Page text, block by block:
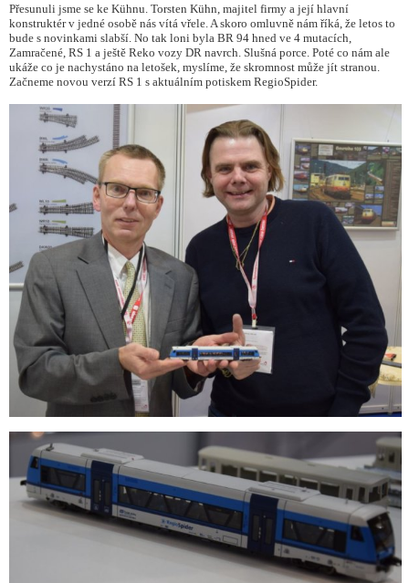
Přesunuli jsme se ke Kühnu. Torsten Kühn, majitel firmy a její hlavní
konstruktér v jedné osobě nás vítá vřele. A skoro omluvně nám říká, že letos to
bude s novinkami slabší. No tak loni byla BR 94 hned ve 4 mutacích,
Zamračené, RS 1 a ještě Reko vozy DR navrch. Slušná porce. Poté co nám ale
ukáže co je nachystáno na letošek, myslíme, že skromnost může jít stranou.
Začneme novou verzí RS 1 s aktuálním potiskem RegioSpider.